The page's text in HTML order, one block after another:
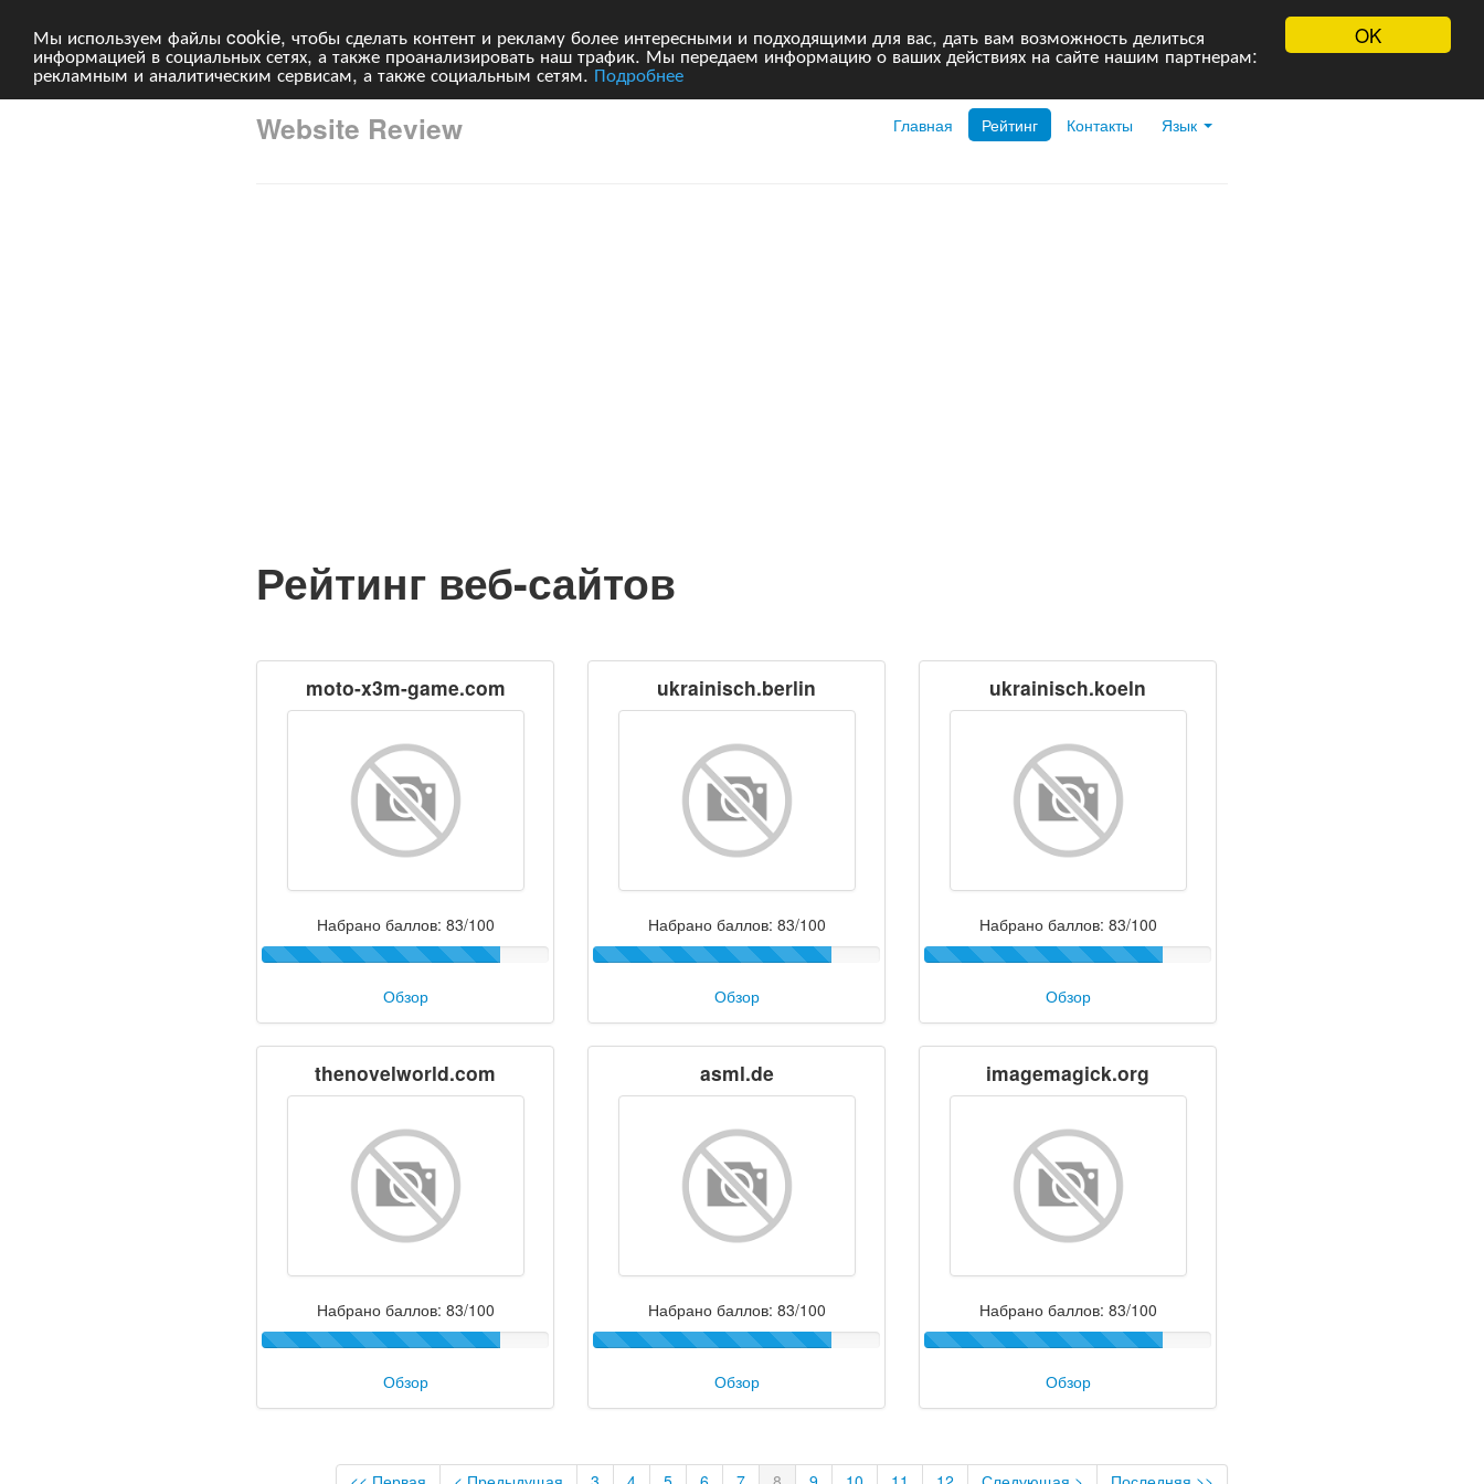
OK
Мы используем файлы cookie, чтобы сделать контент и рекламу более интересными и подходящими для вас, дать вам возможность делиться
информацией в социальных сетях, а также проанализировать наш трафик. Мы передаем информацию о ваших действиях на сайте нашим партнерам:
рекламным и аналитическим сервисам, а также социальным сетям. Подробнее
Главная Рейтинг Контакты Язык
Website Review
Рейтинг веб-сайтов
moto-x3m-game.com
Набрано баллов: 83/100
Обзор
ukrainisch.berlin
Набрано баллов: 83/100
Обзор
ukrainisch.koeln
Набрано баллов: 83/100
Обзор
thenovelworld.com
Набрано баллов: 83/100
Обзор
asml.de
Набрано баллов: 83/100
Обзор
imagemagick.org
Набрано баллов: 83/100
Обзор